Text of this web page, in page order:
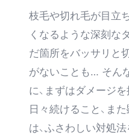
枝毛や切れ毛が目立
くなるような深刻な
だ箇所をバッサリと
がないことも… そん
に、まずはダメージ
日々続けること、ま
は、ふさわしい対処